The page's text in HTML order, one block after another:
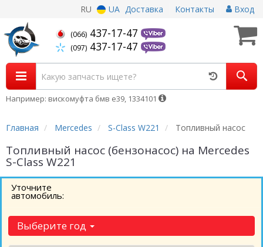
RU UA Доставка Контакты Вход
(066) 437-17-47
(097) 437-17-47
Например: вискомуфта бмв е39, 1334101
Главная Mercedes S-Class W221 Топливный насос
Топливный насос (бензонасос) на Mercedes
S-Class W221
Уточните
автомобиль:
Выберите год